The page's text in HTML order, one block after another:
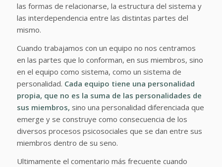
las formas de relacionarse, la estructura del sistema y
las interdependencia entre las distintas partes del
mismo.
Cuando trabajamos con un equipo no nos centramos
en las partes que lo conforman, en sus miembros, sino
en el equipo como sistema, como un sistema de
personalidad. Cada equipo tiene una personalidad
propia, que no es la suma de las personalidades de
sus miembros, sino una personalidad diferenciada que
emerge y se construye como consecuencia de los
diversos procesos psicosociales que se dan entre sus
miembros dentro de su seno.
Ultimamente el comentario más frecuente cuando